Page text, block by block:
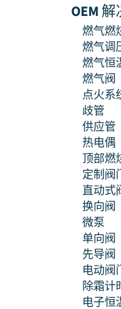
OEM
燃气燃
燃气调
燃气恒
燃气阀
点火系
歧管
供应管
热电偶
顶部燃
定制阀
直动式
换向阀
微泵
单向阀
先导阀
电动阀
除霜计
电子恒